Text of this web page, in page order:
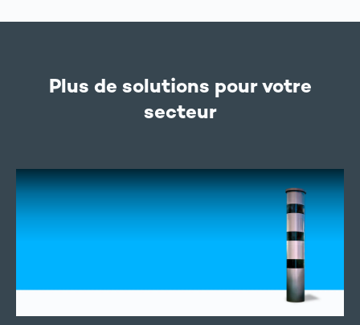
Plus de solutions pour votre
secteur